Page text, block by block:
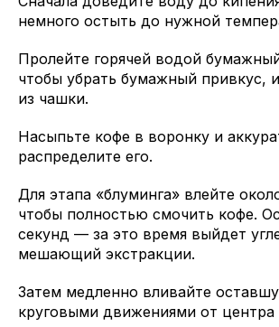
немного остыть до нужной
Пролейте горячей водой
чтобы убрать бумажный привкус,
из чашки.
Насыпьте кофе в воронку и
распределите его.
Для этапа «блуминга» влейте
чтобы полностью смочить кофе.
секунд — за это время выйдет
мешающий экстракции.
Затем медленно вливайте
круговыми движениями от центра